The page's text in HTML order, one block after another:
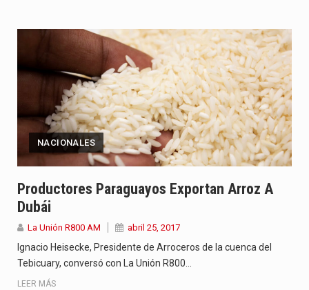
NACIONALES
Productores Paraguayos Exportan Arroz A
Dubái
La Unión R800 AM abril 25, 2017
Ignacio Heisecke, Presidente de Arroceros de la cuenca del
Tebicuary, conversó con La Unión R800…
LEER MÁS